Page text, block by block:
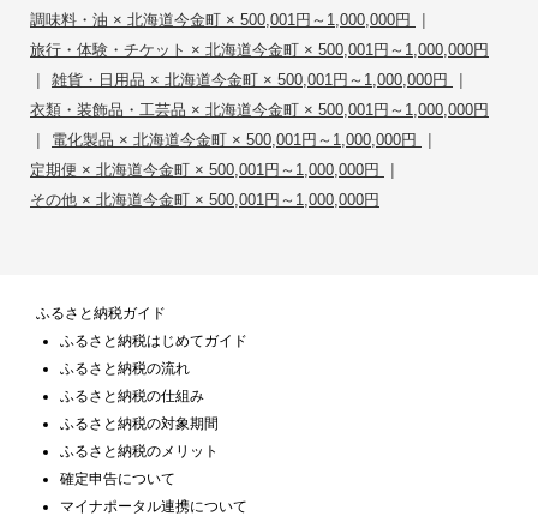
調味料・油 × 北海道今金町 × 500,001円～1,000,000円 |
旅行・体験・チケット × 北海道今金町 × 500,001円～1,000,000円
| 雑貨・日用品 × 北海道今金町 × 500,001円～1,000,000円 |
衣類・装飾品・工芸品 × 北海道今金町 × 500,001円～1,000,000円
| 電化製品 × 北海道今金町 × 500,001円～1,000,000円 |
定期便 × 北海道今金町 × 500,001円～1,000,000円 |
その他 × 北海道今金町 × 500,001円～1,000,000円
ふるさと納税ガイド
ふるさと納税はじめてガイド
ふるさと納税の流れ
ふるさと納税の仕組み
ふるさと納税の対象期間
ふるさと納税のメリット
確定申告について
マイナポータル連携について